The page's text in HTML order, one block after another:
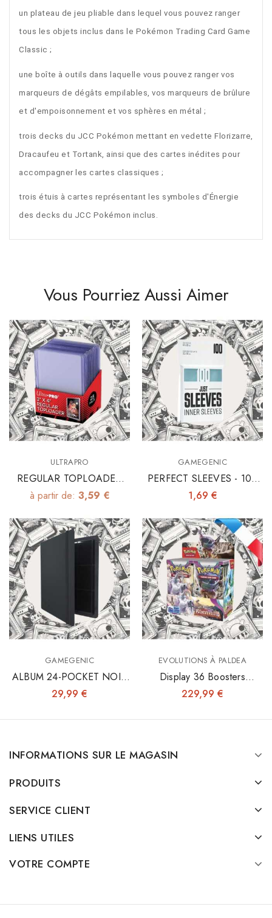
un plateau de jeu pliable dans lequel vous pouvez ranger
tous les objets inclus dans le Pokémon Trading Card Game
Classic ;
une boîte à outils dans laquelle vous pouvez ranger vos
marqueurs de dégâts empilables, vos marqueurs de brûlure
et d'empoisonnement et vos sphères en métal ;
trois decks du JCC Pokémon mettant en vedette Florizarre,
Dracaufeu et Tortank, ainsi que des cartes inédites pour
accompagner les cartes classiques ;
trois étuis à cartes représentant les symboles d'Énergie
des decks du JCC Pokémon inclus.
Vous Pourriez Aussi Aimer
ULTRAPRO
REGULAR TOPLOADER
3"x4" X25
à partir de: 3,59 €
GAMEGENIC
PERFECT SLEEVES - 100
INNER SLEEVES 64X89
1,69 €
GAMEGENIC
ALBUM 24-POCKET NOIR
- Fermeture Élastique
29,99 €
EVOLUTIONS À PALDEA
Display 36 Boosters
Evolutions À Paldea - EV02
229,99 €
INFORMATIONS SUR LE MAGASIN
PRODUITS
SERVICE CLIENT
LIENS UTILES
VOTRE COMPTE